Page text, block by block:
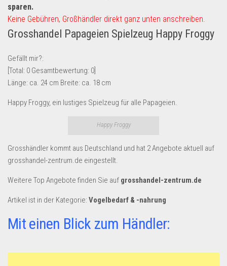
Handy und Smartphone
Kosmetik & Pflege
Multimedia & Elektro
Münzen
Spielzeug & Games
Uhren & Schmuck
Restposten-Angebote
Restposten für Privatpersonen
eBay Restposten kaufen
Saison & Eventprodkte
sparen.
Keine Gebühren, Großhändler direkt ganz unten anschreiben.
Grosshandel Papageien Spielzeug Happy Froggy
Gefällt mir?:
[Total: 0 Gesamtbewertung: 0
Länge: ca. 24 cm Breite: ca. 18 cm
Happy Froggy, ein lustiges Spielzeug für alle Papageien.
Happy Froggy
Grosshändler kommt aus Deutschland und hat 2 Angebote aktuell auf
grosshandel-zentrum.de eingestellt.
Weitere Top Angebote finden Sie auf grosshandel-zentrum.de
Artikel ist in der Kategorie: Vogelbedarf & -nahrung
Mit einen Blick zum Händler: